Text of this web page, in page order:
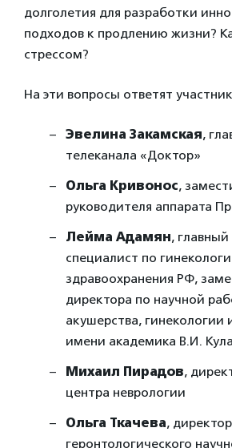
долголетия для разработки
подходов к продлению жизни?
стрессом?
На эти вопросы ответят
Эвелина Закамская,
телеканала «Доктор»
Ольга Кривонос,
руководителя аппарата
Лейма Адамян,
специалист по
здравоохранения РФ,
директора по научной
акушерства, гинекологии
имени академика В.И.
Михаил Пирадов,
центра неврологии
Ольга Ткачева,
геронтологического